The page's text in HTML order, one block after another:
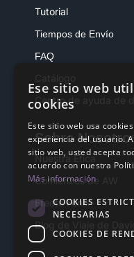
Tutorial
Tiempos de Envío
FAQ
Centro de ayuda de
Sobre Nosotros
Nuestra Ética
Comienzos de AW
Efecto Fénix
Blog de Viaje de David
Ese sitio web
cookies
Este sitio web usa
experiencia del usuario.
sitio web, usted acepta
acuerdo con nuestra
Más información
COOKIES
NECESARIAS
COOKIES DE